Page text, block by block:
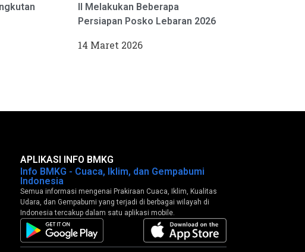
II Melakukan Beberapa
Persiapan Posko Lebaran 2026
14 Maret 2026
APLIKASI INFO BMKG
Info BMKG - Cuaca, Iklim, dan Gempabumi
Indonesia
Semua informasi mengenai Prakiraan Cuaca, Iklim, Kualitas
Udara, dan Gempabumi yang terjadi di berbagai wilayah di
Indonesia tercakup dalam satu aplikasi mobile.